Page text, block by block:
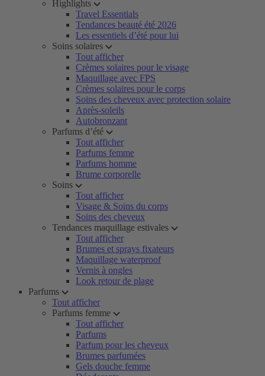
Highlights
Travel Essentials
Tendances beauté été 2026
Les essentiels d’été pour lui
Soins solaires
Tout afficher
Crèmes solaires pour le visage
Maquillage avec FPS
Crèmes solaires pour le corps
Soins des cheveux avec protection solaire
Après-soleils
Autobronzant
Parfums d’été
Tout afficher
Parfums femme
Parfums homme
Brume corporelle
Soins
Tout afficher
Visage & Soins du corps
Soins des cheveux
Tendances maquillage estivales
Tout afficher
Brumes et sprays fixateurs
Maquillage waterproof
Vernis à ongles
Look retour de plage
Parfums
Tout afficher
Parfums femme
Tout afficher
Parfums
Parfum pour les cheveux
Brumes parfumées
Gels douche femme